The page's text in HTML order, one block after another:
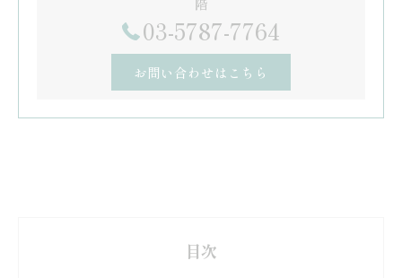
03-5787-7764
お問い合わせはこちら
目次